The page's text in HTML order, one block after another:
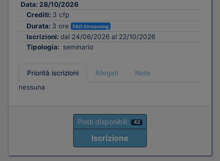
Data: 28/10/2026
Crediti: 3 cfp
Durata: 3 ore FAD Streaming
Iscrizioni: dal 24/06/2026 al 22/10/2026
Tipologia: seminario
Priorità iscrizioni Allegati
Note
nessuna
Posti disponibili: 42
Iscrizione